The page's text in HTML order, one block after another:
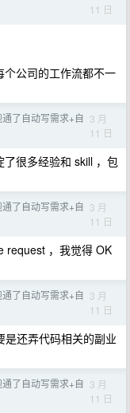
11 日
公司的工作流都不一
了自动写需求+自 3 月
11 日
了很多经验和 skill ，包
了自动写需求+自 3 月
11 日
request ，我觉得 OK
了自动写需求+自 3 月
11 日
还弄代码相关的副业
了自动写需求+自 3 月
11 日